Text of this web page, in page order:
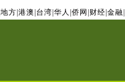
地方 港澳 台湾 华人 侨网 财经 金融